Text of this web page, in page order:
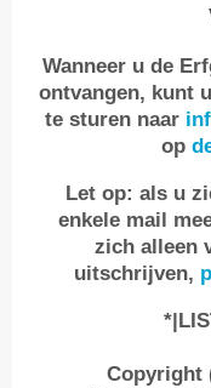
Wanneer u de
ontvangen, kunt
te sturen naar
op
Let op: als u
enkele mail
zich alleen
uitschrijven,
Copyright